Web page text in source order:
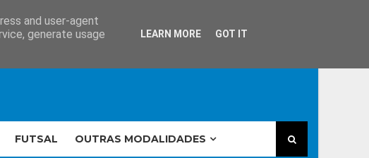
FUTSAL OUTRAS MODALIDADES
and user-agent
generate usage
LEARN MORE GOT IT